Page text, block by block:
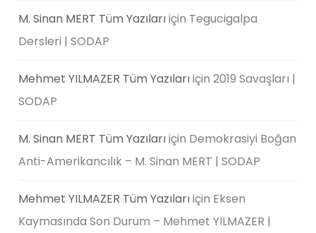
M. Sinan MERT Tüm Yazılarıiçin Tegucigalpa
Dersleri | SODAP
Mehmet YILMAZER Tüm Yazılarıiçin2019 Savaşları |
SODAP
M. Sinan MERT Tüm Yazılarıiçin Demokrasiyi Boğan
Anti-Amerikancılık – M. Sinan MERT | SODAP
Mehmet YILMAZER Tüm Yazılarıiçin Eksen
Kaymasında Son Durum – Mehmet YILMAZER |